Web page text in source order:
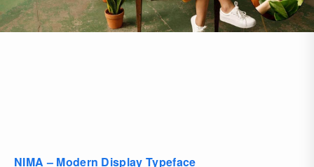
NIMA – Modern Display Typeface